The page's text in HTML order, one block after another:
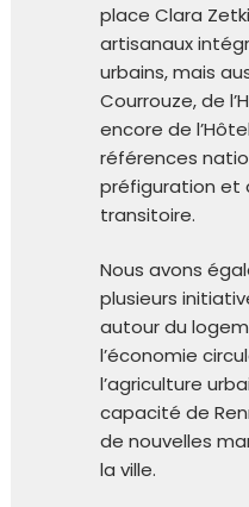
place Clara
artisanaux
urbains, mais
Courrouze, de
encore de
références
préfiguration et
transitoire.
Nous avons
plusieurs
autour du
l’économie
l’agriculture
capacité de
de nouvelles
la ville.